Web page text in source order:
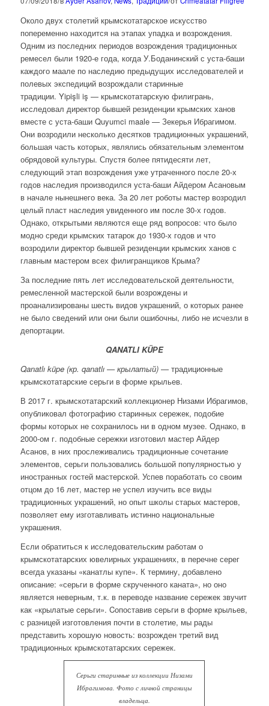
Около двух столетий крымскотатарское искусство
попеременно находится на этапах упадка и возрождения.
Одним из последних периодов возрождения традиционных
ремесел были 1920-е года, когда У.Боданинский с уста-баши
каждого маале по наследию предыдущих исследователей и
полевых экспедиций возрождали старинные
традиции. Yipişli iş — крымскотатарскую филигрань,
исследовал директор бывшей резиденции крымских ханов
вместе с уста-баши Quyumci maale — Зекерья Ибрагимом.
Они возродили несколько десятков традиционных украшений,
большая часть которых, являлись обязательным элементом
обрядовой культуры. Спустя более пятидесяти лет,
следующий этап возрождения уже утраченного после 20-х
годов наследия производился уста-баши Айдером Асановым
в начале нынешнего века. За 20 лет роботы мастер возродил
целый пласт наследия увиденного им после 30-х годов.
Однако, открытыми являются еще ряд вопросов: что было
модно среди крымских татарок до 1930-х годов и что
возродили директор бывшей резиденции крымских ханов с
главным мастером всех филигранщиков Крыма?
За последние пять лет исследовательской деятельности,
ремесленной мастерской были возрождены и
проанализированы шесть видов украшений, о которых ранее
не было сведений или они были ошибочны, либо не исчезли в
депортации.
QANATLI KÜРE
Qanatlı küpe (кр. qanatlı — крылатый)— традиционные
крымскотатарские серьги в форме крыльев.
В 2017 г. крымскотатарский коллекционер Низами Ибрагимов,
опубликовал фотографию старинных сережек, подобие
формы которых не сохранилось ни в одном музее. Однако, в
2000-ом г. подобные сережки изготовил мастер Айдер
Асанов, в них прослеживались традиционные сочетание
элементов, серьги пользовались большой популярностью у
иностранных гостей мастерской. Успев поработать со своим
отцом до 16 лет, мастер не успел изучить все виды
традиционных украшений, но опыт школы старых мастеров,
позволяет ему изготавливать истинно национальные
украшения.
Если обратиться к исследовательским работам о
крымскотатарских ювелирных украшениях, в перечне серег
всегда указаны «канатлы купе». К термину, добавлено
описание: «серьги в форме скрученного каната», но оно
является неверным, т.к. в переводе название сережек звучит
как «крылатые серьги». Cопоставив серьги в форме крыльев,
с разницей изготовления почти в столетие, мы рады
представить хорошую новость: возрожден третий вид
традиционных крымскотатарских сережек.
Серьги старинные из коллекции Низами
Ибрагимова. Фото с личной страницы
владельца.